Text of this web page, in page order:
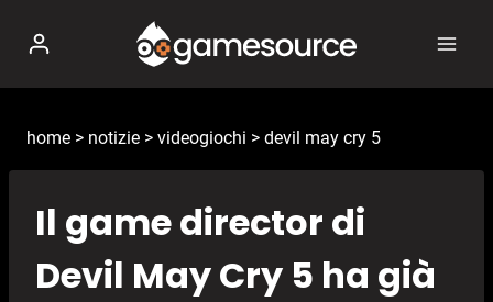
contenuto
home > notizie > videogiochi > devil may cry 5
Il game director di
Devil May Cry 5 ha già